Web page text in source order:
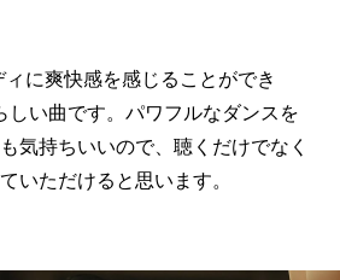
ィに爽快感を感じることができ
しい曲です。パワフルなダンスを
気持ちいいので、聴くだけでなく
いただけると思います。